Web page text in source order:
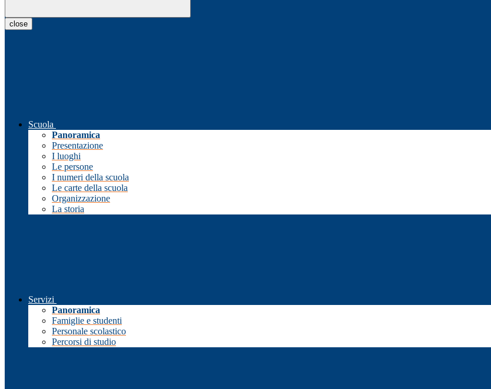
close
Scuola
Panoramica
Presentazione
I luoghi
Le persone
I numeri della scuola
Le carte della scuola
Organizzazione
La storia
Servizi
Panoramica
Famiglie e studenti
Personale scolastico
Percorsi di studio